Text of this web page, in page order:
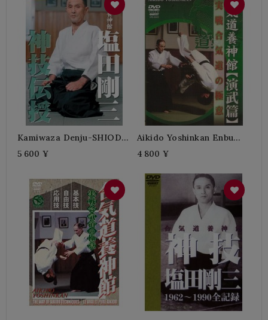
Kamiwaza Denju-SHIODA
Gozo
5 600 ¥
Aikido Yoshinkan Enbu
Hen-SHIODA Gozo
4 800 ¥